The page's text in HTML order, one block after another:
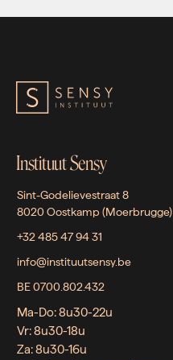
Instituut Sensy
Sint-Godelievestraat 8
8020 Oostkamp (Moerbrugge)
+32 485 47 94 31
info@instituutsensy.be
BE 0700.802.432
Ma-Do: 8u30-22u
Vr: 8u30-18u
Za: 8u30-16u